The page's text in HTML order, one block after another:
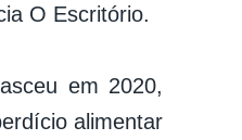
O Escritório.
em 2020,
alimentar